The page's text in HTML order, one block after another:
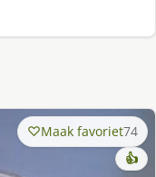
Maak favoriet74
👍